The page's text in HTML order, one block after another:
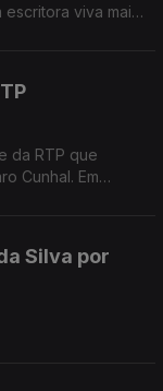
viva mais
da RTP que
Cunhal. Em
Silva por